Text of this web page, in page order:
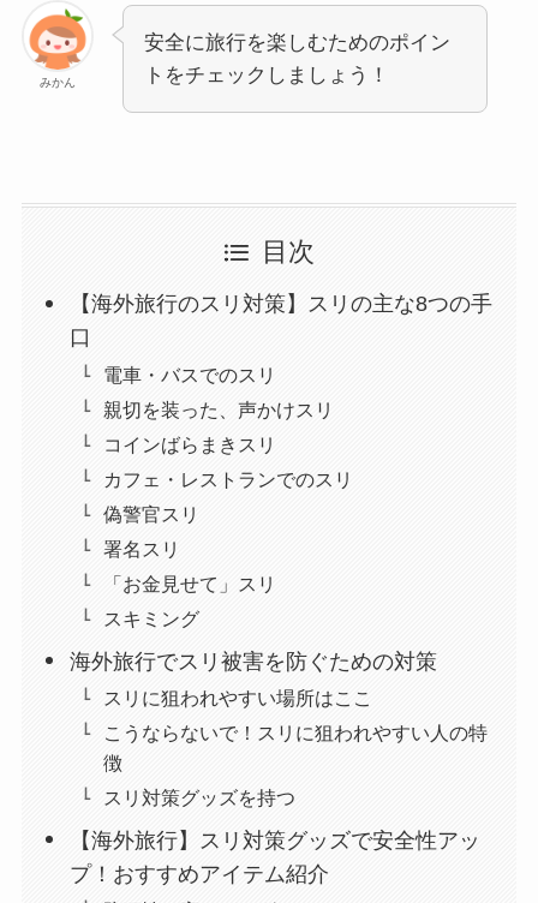
みかん
安全に旅行を楽しむためのポイン
トをチェックしましょう！
目次
【海外旅行のスリ対策】スリの主な8つの手
口
電車・バスでのスリ
親切を装った、声かけスリ
コインばらまきスリ
カフェ・レストランでのスリ
偽警官スリ
署名スリ
「お金見せて」スリ
スキミング
海外旅行でスリ被害を防ぐための対策
スリに狙われやすい場所はここ
こうならないで！スリに狙われやすい人の特
徴
スリ対策グッズを持つ
【海外旅行】スリ対策グッズで安全性アッ
プ！おすすめアイテム紹介